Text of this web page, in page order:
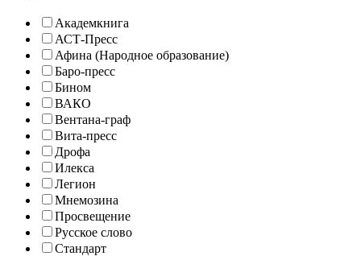
Академкнига
АСТ-Пресс
Афина (Народное образование)
Баро-пресс
Бином
ВАКО
Вентана-граф
Вита-пресс
Дрофа
Илекса
Легион
Мнемозина
Просвещение
Русское слово
Стандарт